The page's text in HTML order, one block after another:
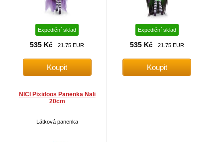
Expediční sklad
535 Kč 21.75 EUR
Expediční sklad
535 Kč 21.75 EUR
NICI Pixidoos Panenka Nali
20cm
Látková panenka